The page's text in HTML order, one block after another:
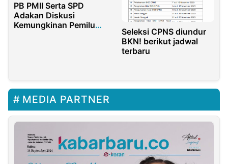
PB PMII Serta SPD
Adakan Diskusi
Kemungkinan Pemilu
Seleksi CPNS diundur
BKN! berikut jadwal
terbaru
MEDIA PARTNER